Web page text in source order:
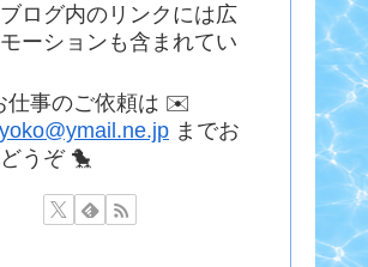
ログ内のリンクには広
ーションも含まれてい
仕事のご依頼は ✉️
までお
うぞ 🐤